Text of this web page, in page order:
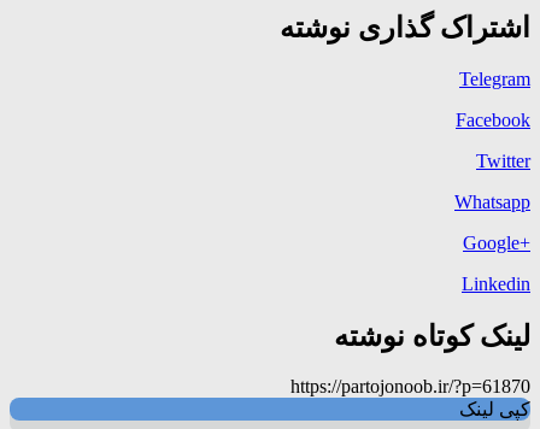
اشتراک گذاری نوشته
Telegram
Facebook
Twitter
Whatsapp
+Google
Linkedin
لینک کوتاه نوشته
https://partojonoob.ir/?p=61870
کپی لینک